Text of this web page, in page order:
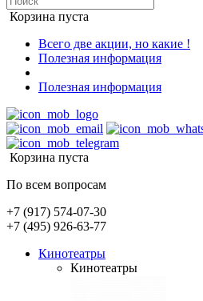
Корзина пуста
Всего две акции, но какие !
Полезная информация
Полезная информация
Корзина пуста
По всем вопросам
+7 (917) 574-07-30
+7 (495) 926-63-77
Кинотеатры
Кинотеатры